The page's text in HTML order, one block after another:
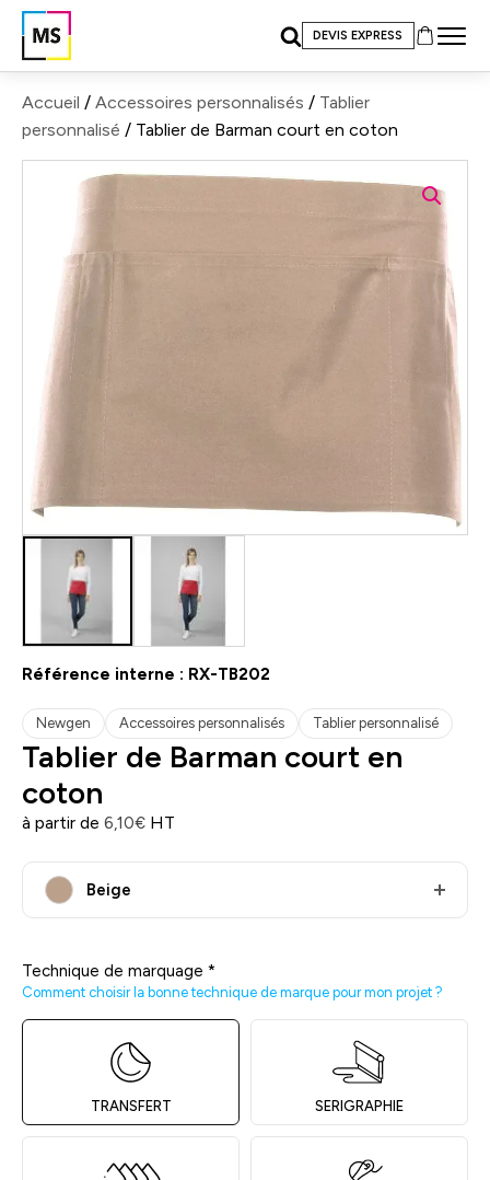
DEVIS EXPRESS
Accueil / Accessoires personnalisés / Tablier
personnalisé / Tablier de Barman court en coton
Référence interne : RX-TB202
Newgen Accessoires personnalisés Tablier personnalisé
Tablier de Barman court en
coton
à partir de 6,10€ HT
Beige
Technique de marquage *
Comment choisir la bonne technique de marque pour mon projet ?
TRANSFERT SERIGRAPHIE